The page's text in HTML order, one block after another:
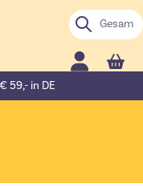
Suche
Cart
59,- in DE